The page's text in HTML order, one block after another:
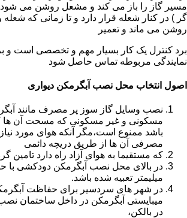
مسیر گاز را باز می کند و مشعل روشن می
گر ) در کنار شعله قرار دارد و تا زمانی که
روشن می ماند و تعمیر
برد کنترل یک کار بسیار مهم و تخصصی است و
نمایندگی مربوطه تماس حاصل شود
اصول انتخاب محل نصب آبگرمکن دیواری
نصب وسایل گاز سوز پر مصرف مانند
باشد ممنوع است،مگر آنکه هوای مورد
مصرفی آن ها از طریق دریچه دائمی
که مستقیما به هوای آزاد راه دارد تامین
میلیمتر تعبیه شده باشد.
در شهر های سردسیر برای حفاظت
میبایستی آبگرمکن در داخل ساختمان
در بالکن،